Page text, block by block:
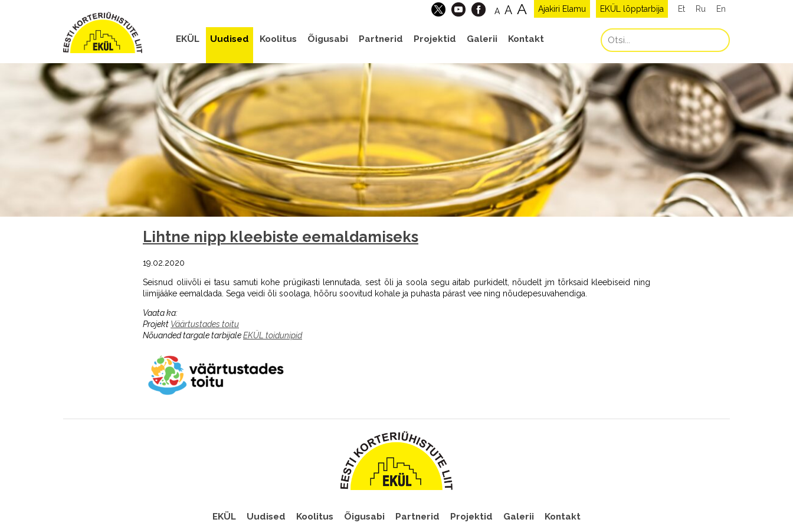
Et Ru En
EKÜL lõpptarbija
Ajakiri Elamu
A A A
EKÜL Uudised Koolitus Õigusabi Partnerid Projektid Galerii Kontakt
Lihtne nipp kleebiste eemaldamiseks
19.02.2020
Seisnud oliivõli ei tasu samuti kohe prügikasti lennutada, sest õli ja soola segu aitab purkidelt, nõudelt jm tõrksaid kleebiseid ning
liimijääke eemaldada. Sega veidi õli soolaga, hõõru soovitud kohale ja puhasta pärast vee ning nõudepesuvahendiga.
Vaata ka:
Projekt Väärtustades toitu
Nõuanded targale tarbijaleEKÜL toidunipid
EKÜL Uudised Koolitus Õigusabi Partnerid Projektid Galerii Kontakt